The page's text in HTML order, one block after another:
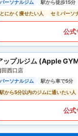
パーソナルジム
駅から徒歩15分
とにかく痩せたい人
セミパーソ
公式
ップルジム (Apple
田西口店
パーソナルジム
駅から車で5分
駅から5分以内のジムに通いたい人
公式